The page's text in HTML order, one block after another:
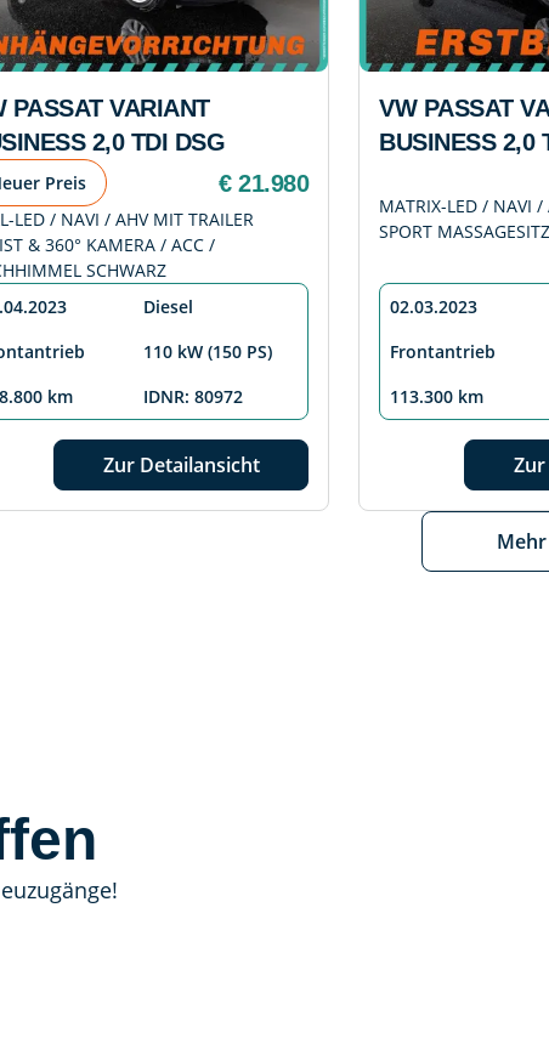
PASSAT VARIANT
2,0 TDI DSG
Preis € 21.980
LED / NAVI / AHV MIT TRAILER
& 360° KAMERA / ACC /
SCHWARZ
Diesel
110 kW (150 PS)
km
IDNR: 80972
Zur Detailansicht
VW PASSAT
BUSINESS 2,0
MATRIX-LED / NAVI
SPORT
02.03.2023
Frontantrieb
113.300 km